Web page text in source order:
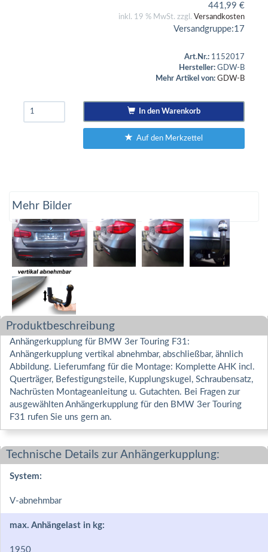
441,99 €
inkl. 19 % MwSt. zzgl. Versandkosten
Versandgruppe:17
Art.Nr.: 1152017
Hersteller: GDW-B
Mehr Artikel von: GDW-B
In den Warenkorb
Auf den Merkzettel
Mehr Bilder
Produktbeschreibung
Anhängerkupplung für BMW 3er Touring F31:
Anhängerkupplung vertikal abnehmbar, abschließbar, ähnlich
Abbildung. Lieferumfang für die Montage: Komplette AHK incl.
Querträger, Befestigungsteile, Kupplungskugel, Schraubensatz,
Nachrüsten Montageanleitung u. Gutachten. Bei Fragen zur
ausgewählten Anhängerkupplung für den BMW 3er Touring
F31 rufen Sie uns gern an.
Technische Details zur Anhängerkupplung:
System:
V-abnehmbar
max. Anhängelast in kg:
1950